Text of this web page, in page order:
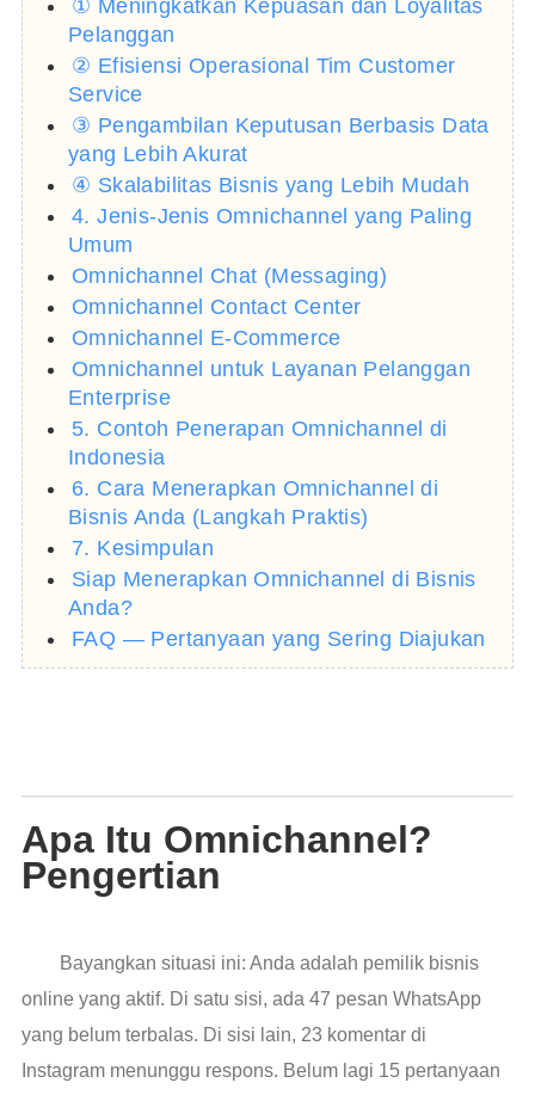
① Meningkatkan Kepuasan dan Loyalitas
Pelanggan
② Efisiensi Operasional Tim Customer
Service
③ Pengambilan Keputusan Berbasis Data
yang Lebih Akurat
④ Skalabilitas Bisnis yang Lebih Mudah
4. Jenis-Jenis Omnichannel yang Paling
Umum
Omnichannel Chat (Messaging)
Omnichannel Contact Center
Omnichannel E-Commerce
Omnichannel untuk Layanan Pelanggan
Enterprise
5. Contoh Penerapan Omnichannel di
Indonesia
6. Cara Menerapkan Omnichannel di
Bisnis Anda (Langkah Praktis)
7. Kesimpulan
Siap Menerapkan Omnichannel di Bisnis
Anda?
FAQ — Pertanyaan yang Sering Diajukan
Apa Itu Omnichannel?
Pengertian
Bayangkan situasi ini: Anda adalah pemilik bisnis
online yang aktif. Di satu sisi, ada 47 pesan WhatsApp
yang belum terbalas. Di sisi lain, 23 komentar di
Instagram menunggu respons. Belum lagi 15 pertanyaan